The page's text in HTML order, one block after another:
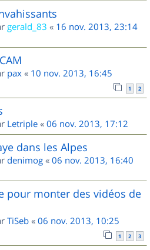
gerald_83 « 16 nov. 2013, 23:14
pax « 10 nov. 2013, 16:45
1 2
Letriple « 06 nov. 2013, 17:12
dans les Alpes
denimog « 06 nov. 2013, 16:40
pour monter des vidéos de
TiSeb « 06 nov. 2013, 10:25
1 2 3